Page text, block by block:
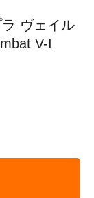
ヴェイル
V-I